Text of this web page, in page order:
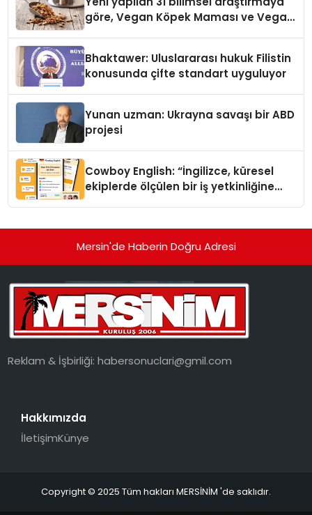
göre, Vegan Köpek Maması ve Vegan
Bhaktawer: Uluslararası hukuk Filistin
konusunda çifte standart uyguluyor
Yunan uzman: Ukrayna savaşı bir ABD
projesi
Cowboy English: “İngilizce, küresel
ekiplerde ölçülen bir iş yetkinliğine
Mersin'de Haberin Doğru Adresi
Reklam & İşbirliği:habersonuclari@gmil.com
Hakkımızda
İletişimKünye
Copyright © 2025 Tüm hakları MERSİNİM 'de saklıdır.